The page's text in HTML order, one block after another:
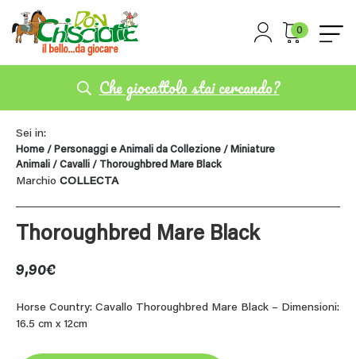
0
Che giocattolo stai cercando?
Sei in:
Home / Personaggi e Animali da Collezione / Miniature
Animali / Cavalli / Thoroughbred Mare Black
Marchio COLLECTA
Thoroughbred Mare Black
9,90€
Horse Country: Cavallo Thoroughbred Mare Black – Dimensioni:
16.5 cm x 12cm